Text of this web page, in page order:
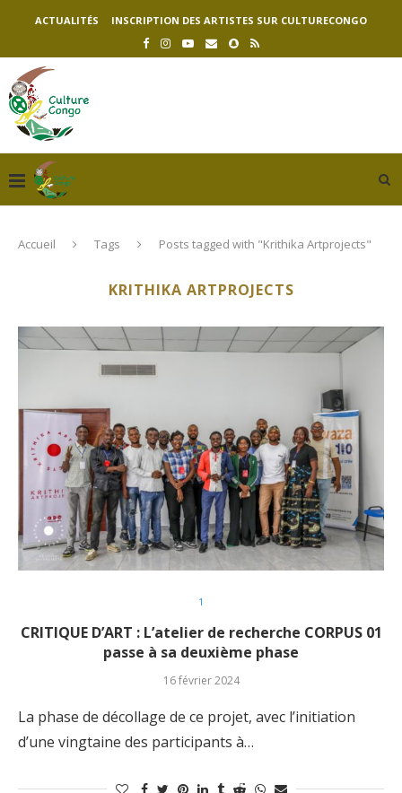
ACTUALITÉS INSCRIPTION DES ARTISTES SUR CULTURECONGO
Accueil Tags Posts tagged with "Krithika Artprojects"
KRITHIKA ARTPROJECTS
1
CRITIQUE D’ART : L’atelier de recherche CORPUS 01
passe à sa deuxième phase
16 février 2024
La phase de décollage de ce projet, avec l’initiation
d’une vingtaine des participants à…